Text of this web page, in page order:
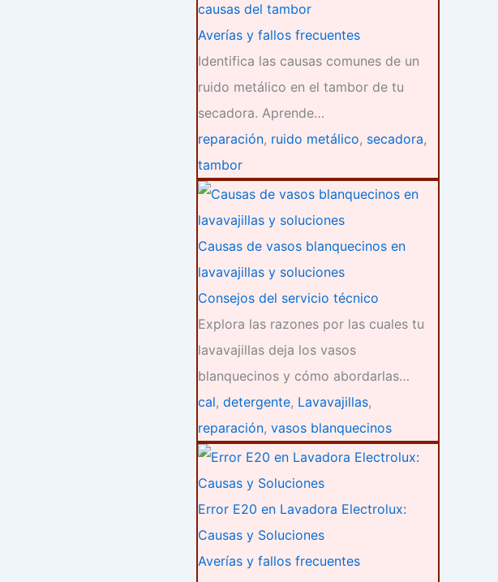
causas del tambor
Averías y fallos frecuentes
Identifica las causas comunes de un
ruido metálico en el tambor de tu
secadora. Aprende…
reparación, ruido metálico, secadora,
tambor
Causas de vasos blanquecinos en
lavavajillas y soluciones
Consejos del servicio técnico
Explora las razones por las cuales tu
lavavajillas deja los vasos
blanquecinos y cómo abordarlas…
cal, detergente, Lavavajillas,
reparación, vasos blanquecinos
Error E20 en Lavadora Electrolux:
Causas y Soluciones
Averías y fallos frecuentes